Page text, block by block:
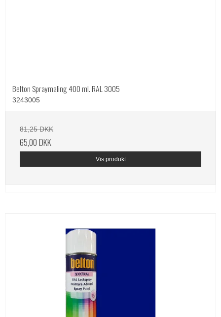
Belton Spraymaling 400 ml. RAL 3005
3243005
81,25 DKK
65,00 DKK
Vis produkt